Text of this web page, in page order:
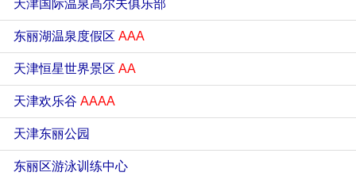
天津国际温泉高尔夫俱乐部
东丽湖温泉度假区 AAA
天津恒星世界景区 AA
天津欢乐谷 AAAA
天津东丽公园
东丽区游泳训练中心